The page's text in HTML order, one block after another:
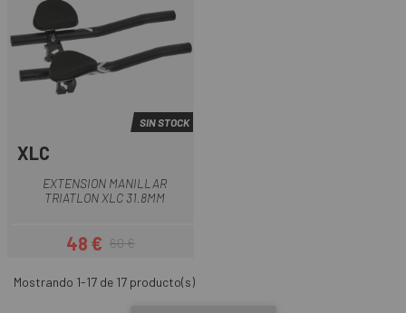
SIN STOCK
XLC
EXTENSION MANILLAR
TRIATLON XLC 31.8MM
Precio
48 €Precio regular
60 €
Mostrando 1-17 de 17 producto(s)